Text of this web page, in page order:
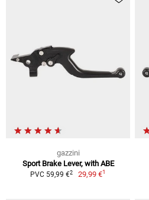
gazzini
Sport Brake Lever, with ABE
PVC 59,99 €2 29,99 €1